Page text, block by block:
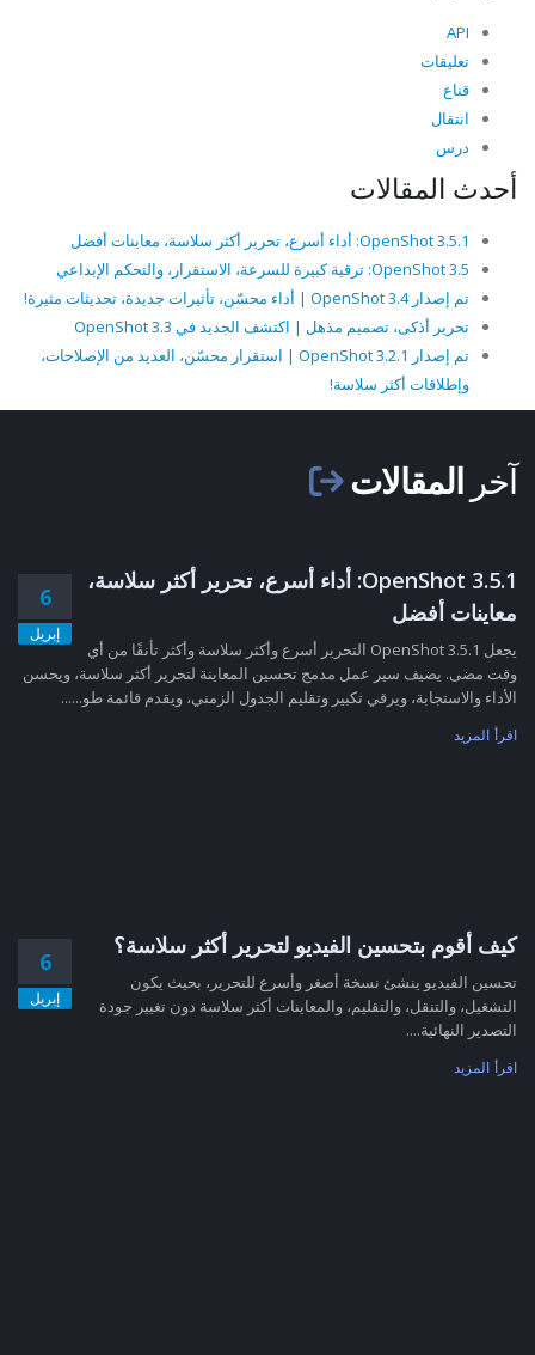
API
تعليقات
قناع
انتقال
درس
أحدث المقالات
OpenShot 3.5.1: أداء أسرع، تحرير أكثر سلاسة، معاينات أفضل
OpenShot 3.5: ترقية كبيرة للسرعة، الاستقرار، والتحكم الإبداعي
تم إصدار OpenShot 3.4 | أداء محسّن، تأثيرات جديدة، تحديثات مثيرة!
تحرير أذكى، تصميم مذهل | اكتشف الجديد في OpenShot 3.3
تم إصدار OpenShot 3.2.1 | استقرار محسّن، العديد من الإصلاحات،
وإطلاقات أكثر سلاسة!
آخر المقالات
6
إبريل
OpenShot 3.5.1: أداء أسرع، تحرير أكثر سلاسة،
معاينات أفضل
يجعل OpenShot 3.5.1 التحرير أسرع وأكثر سلاسة وأكثر تأنقًا من أي
وقت مضى. يضيف سير عمل مدمج تحسين المعاينة لتحرير أكثر سلاسة، ويحسن
الأداء والاستجابة، ويرقي تكبير وتقليم الجدول الزمني، ويقدم قائمة طو......
اقرأ المزيد
6
إبريل
كيف أقوم بتحسين الفيديو لتحرير أكثر سلاسة؟
تحسين الفيديو ينشئ نسخة أصغر وأسرع للتحرير، بحيث يكون
التشغيل، والتنقل، والتقليم، والمعاينات أكثر سلاسة دون تغيير جودة
التصدير النهائية....
اقرأ المزيد